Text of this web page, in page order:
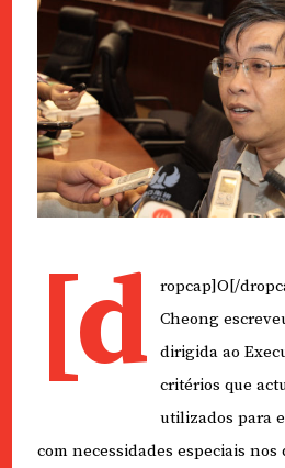
[d
ropcap]O[/
Cheong
dirigida ao
critérios que
utilizados para
com necessidades especiais